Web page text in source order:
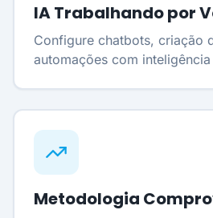
IA Trabalhando por
Configure chatbots, criação
automações com
Metodologia